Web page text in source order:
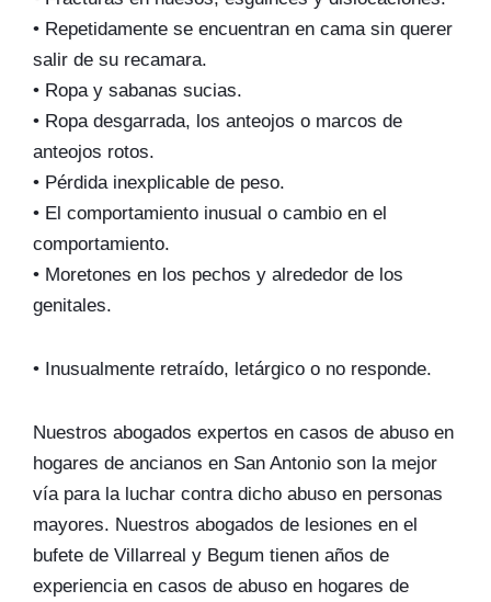
• Repetidamente se encuentran en cama sin querer
salir de su recamara.
• Ropa y sabanas sucias.
• Ropa desgarrada, los anteojos o marcos de
anteojos rotos.
• Pérdida inexplicable de peso.
• El comportamiento inusual o cambio en el
comportamiento.
• Moretones en los pechos y alrededor de los
genitales.
• Inusualmente retraído, letárgico o no responde.
Nuestros abogados expertos en casos de abuso en
hogares de ancianos en San Antonio son la mejor
vía para la luchar contra dicho abuso en personas
mayores. Nuestros abogados de lesiones en el
bufete de Villarreal y Begum tienen años de
experiencia en casos de abuso en hogares de